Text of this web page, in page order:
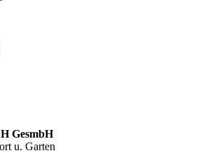
GesmbH
u. Garten